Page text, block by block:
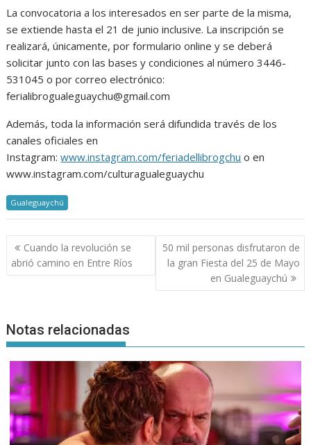
La convocatoria a los interesados en ser parte de la misma,
se extiende hasta el 21 de junio inclusive. La inscripción se
realizará, únicamente, por formulario online y se deberá
solicitar junto con las bases y condiciones al número 3446-
531045 o por correo electrónico:
ferialibrogualeguaychu@gmail.com
Además, toda la información será difundida través de los
canales oficiales en
Instagram:www.instagram.com/feriadellibrogchu o en
www.instagram.com/culturagualeguaychu
Gualeguaychú
Navegación
de
entradas
Cuando la revolución se
abrió camino en Entre Ríos
50 mil personas disfrutaron de
la gran Fiesta del 25 de Mayo
en Gualeguaychú
Notas relacionadas